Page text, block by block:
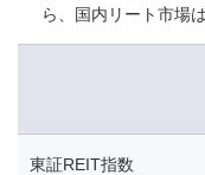
ら、国内リート市場
東証REIT指数